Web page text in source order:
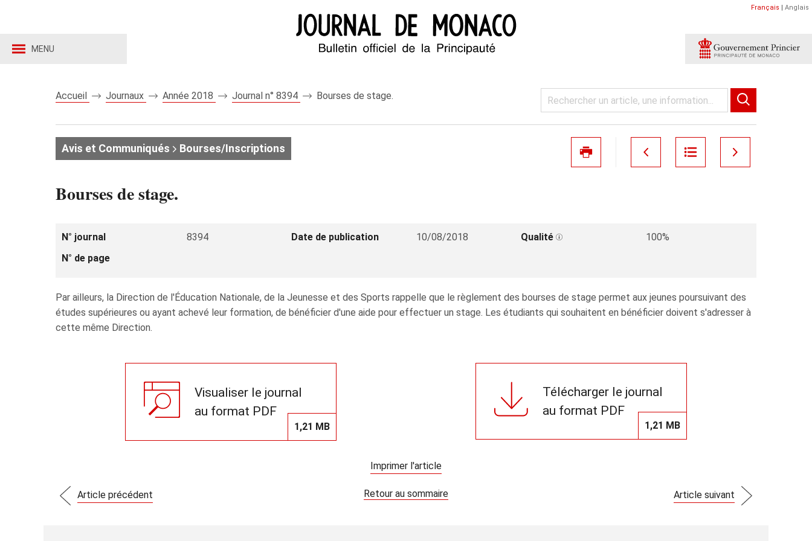
MENU
Français | Anglais
Accueil Journaux Année 2018 Journal n° 8394 Bourses de stage.
Avis et Communiqués Bourses/Inscriptions
Bourses de stage.
N° journal 8394 Date de publication 10/08/2018 Qualité
100%
N° de page
Par ailleurs, la Direction de l'Éducation Nationale, de la Jeunesse et des Sports rappelle que le règlement des bourses de stage permet aux jeunes poursuivant des
études supérieures ou ayant achevé leur formation, de bénéficier d'une aide pour effectuer un stage. Les étudiants qui souhaitent en bénéficier doivent s'adresser à
cette même Direction.
Visualiser le journal
au format PDF
1,21 MB
Télécharger le journal
au format PDF
1,21 MB
Imprimer l'article
Article précédent Retour au sommaire Article suivant